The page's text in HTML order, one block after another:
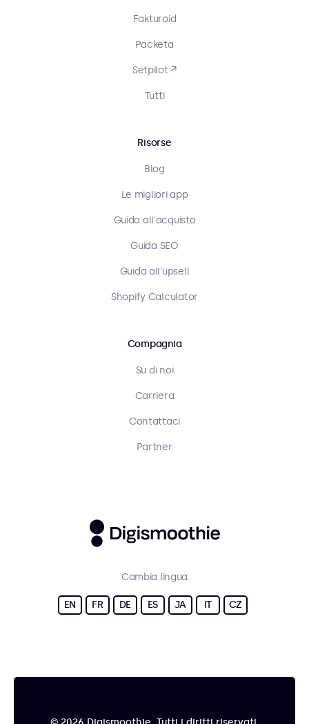
Fakturoid
Packeta
Setpilot ↗
Tutti
Risorse
Blog
Le migliori app
Guida all'acquisto
Guida SEO
Guida all'upsell
Shopify Calculator
Compagnia
Su di noi
Carriera
Contattaci
Partner
Cambia lingua
EN FR DE ES JA IT CZ